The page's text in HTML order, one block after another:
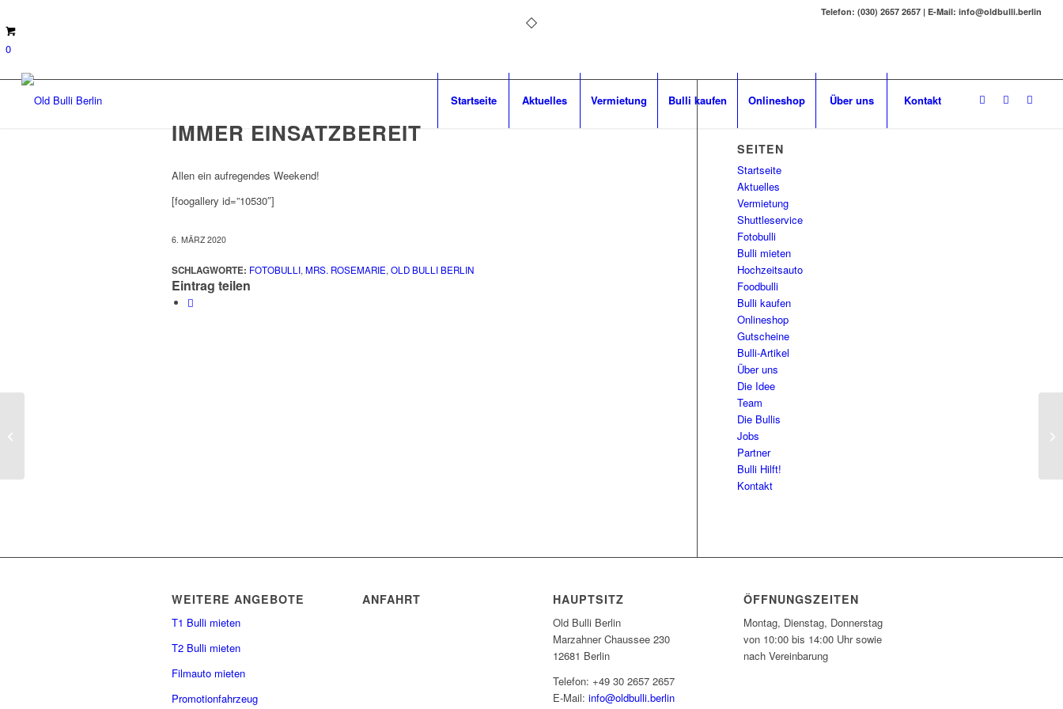
Telefon: (030) 2657 2657 | E-Mail: info@oldbulli.berlin
0
Startseite Aktuelles Vermietung Bulli kaufen Onlineshop Über uns Kontakt
IMMER EINSATZBEREIT
Allen ein aufregendes Weekend!
[foogallery id=”10530″]
6. MÄRZ 2020
SCHLAGWORTE: FOTOBULLI, MRS. ROSEMARIE, OLD BULLI BERLIN
Eintrag teilen
SEITEN
Startseite
Aktuelles
Vermietung
Shuttleservice
Fotobulli
Bulli mieten
Hochzeitsauto
Foodbulli
Bulli kaufen
Onlineshop
Gutscheine
Bulli-Artikel
Über uns
Die Idee
Team
Die Bullis
Jobs
Partner
Bulli Hilft!
Kontakt
WEITERE ANGEBOTE
T1 Bulli mieten
T2 Bulli mieten
Filmauto mieten
Promotionfahrzeug
ANFAHRT HAUPTSITZ
Old Bulli Berlin
Marzahner Chaussee 230
12681 Berlin
Telefon: +49 30 2657 2657
E-Mail:info@oldbulli.berlin
ÖFFNUNGSZEITEN
Montag, Dienstag, Donnerstag
von 10:00 bis 14:00 Uhr sowie
nach Vereinbarung